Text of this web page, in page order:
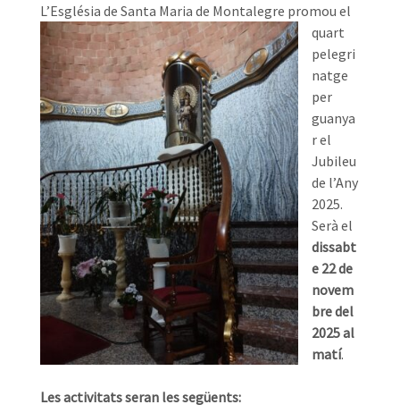
L’Església de Santa Maria de Montalegre promou el
quart
pelegri
natge
per
guanya
r el
Jubileu
de l’Any
2025.
Serà el
dissabt
e 22 de
novem
bre del
2025 al
matí.
Les activitats seran les següents: